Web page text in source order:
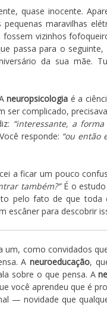
quase inocente.
maravilhas
vizinhos
passa para o
da sua mãe.
neuropsicologia é a
complicado,
“interessante, a
responde: “ou então
a ficar um pouco
também?”É o estudo
pelo fato de que toda
escâner para descobrir
como convidados
Aneuroeducação,
sobre o que pensa. A
você aprendeu que é
— novidade que